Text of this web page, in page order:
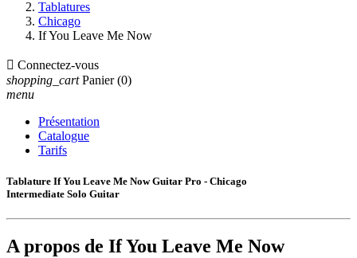
Tablatures
Chicago
If You Leave Me Now
 Connectez-vous
shopping_cart Panier (0)
menu
Présentation
Catalogue
Tarifs
Tablature If You Leave Me Now Guitar Pro - Chicago
Intermediate Solo Guitar
A propos de If You Leave Me Now